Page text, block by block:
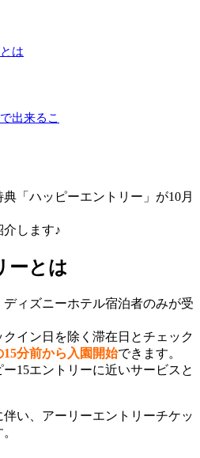
は
出来るこ
「ハッピーエントリー」が10月
します♪
ーとは
ィズニーホテル宿泊者のみが受
イン日を除く滞在日とチェック
分前から入園開始できます。
15エントリーに近いサービスと
い、アーリーエントリーチケッ